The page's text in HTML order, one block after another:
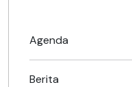
Agenda
Berita